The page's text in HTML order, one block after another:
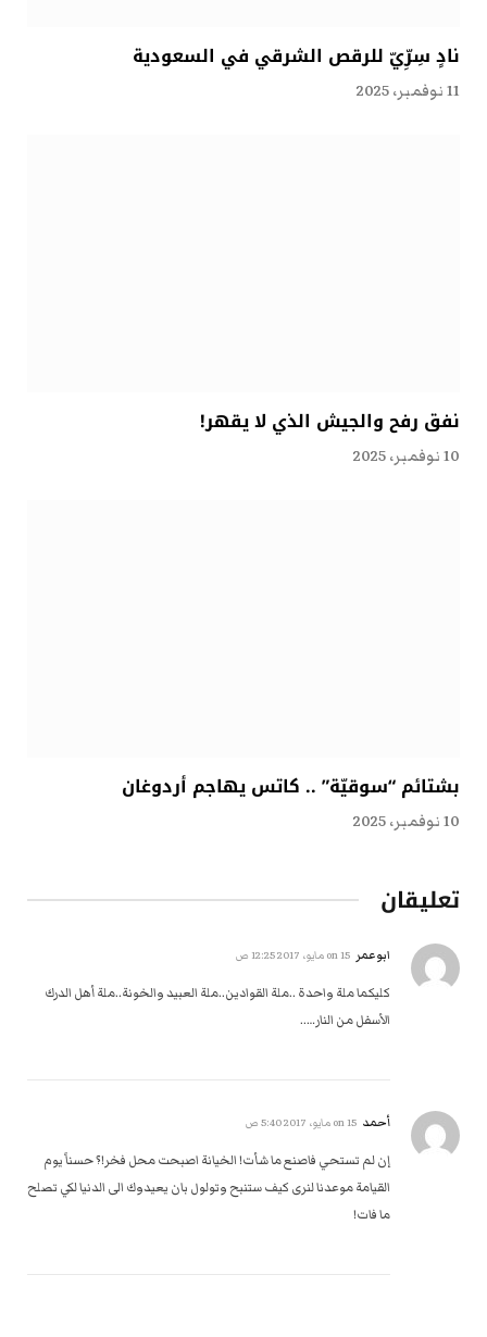
نادٍ سِرِّيّ للرقص الشرقي في السعودية
11 نوفمبر، 2025
نفق رفح والجيش الذي لا يقهر!
10 نوفمبر، 2025
بشتائم “سوقيّة” .. كاتس يهاجم أردوغان
10 نوفمبر، 2025
تعليقان
ابوعمر 15 مايو، 2017 12:25 ص
كليكما ملة واحدة ..ملة القوادين..ملة العبيد والخونة..ملة أهل الدرك
الأسفل من النار…..
أحمد 15 مايو، 2017 5:40 ص
إن لم تستحي فاصنع ما شأت! الخيانة اصبحت محل فخر!؟ حسناً يوم
القيامة موعدنا لنرى كيف ستنبح وتولول بان يعيدوك الى الدنيا لكي تصلح
ما فات!